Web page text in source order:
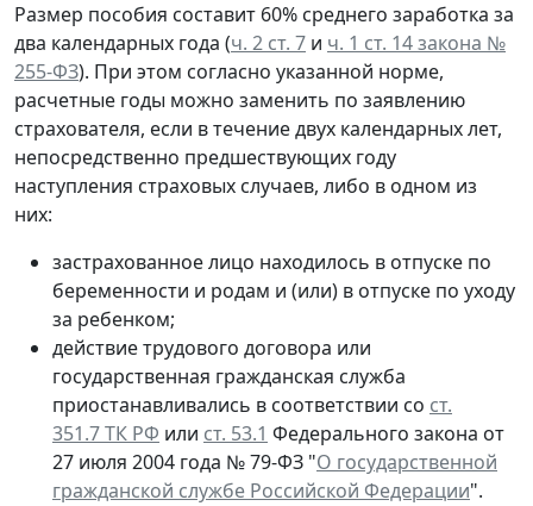
Размер пособия составит 60% среднего заработка за
два календарных года (ч. 2 ст. 7 и ч. 1 ст. 14 закона №
255-ФЗ). При этом согласно указанной норме,
расчетные годы можно заменить по заявлению
страхователя, если в течение двух календарных лет,
непосредственно предшествующих году
наступления страховых случаев, либо в одном из
них:
застрахованное лицо находилось в отпуске по
беременности и родам и (или) в отпуске по уходу
за ребенком;
действие трудового договора или
государственная гражданская служба
приостанавливались в соответствии со ст.
351.7 ТК РФ или ст. 53.1 Федерального закона от
27 июля 2004 года № 79-ФЗ "О государственной
гражданской службе Российской Федерации".